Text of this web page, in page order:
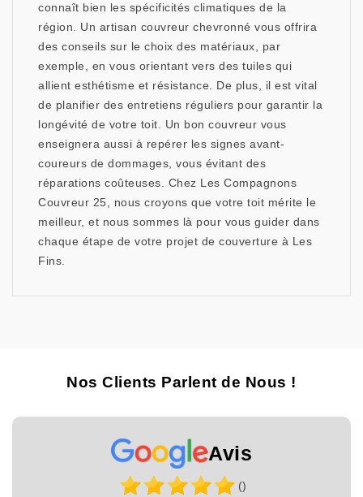
connaît bien les spécificités climatiques de la
région. Un artisan couvreur chevronné vous offrira
des conseils sur le choix des matériaux, par
exemple, en vous orientant vers des tuiles qui
allient esthétisme et résistance. De plus, il est vital
de planifier des entretiens réguliers pour garantir la
longévité de votre toit. Un bon couvreur vous
enseignera aussi à repérer les signes avant-
coureurs de dommages, vous évitant des
réparations coûteuses. Chez Les Compagnons
Couvreur 25, nous croyons que votre toit mérite le
meilleur, et nous sommes là pour vous guider dans
chaque étape de votre projet de couverture à Les
Fins.
Nos Clients Parlent de Nous !
Avis
()